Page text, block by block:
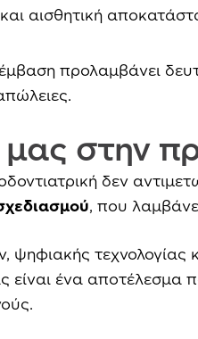
και αισθητική
προλαμβάνει
στην
δεν
, που
τεχνολογίας
είναι ένα αποτέλεσμα